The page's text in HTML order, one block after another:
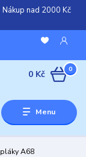
nad 2000 Kč
Menu
0
0 Kč
A68